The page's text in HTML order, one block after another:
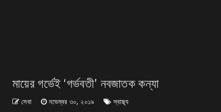
মায়ের গর্ভেই ‘গর্ভবতী’ নবজাতক কন্যা
সেবা নভেম্বর ৩০, ২০১৯ স্বাস্থ্য